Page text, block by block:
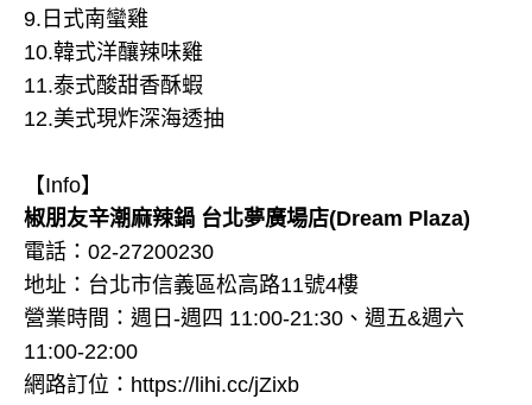
9.日式南蠻雞
10.韓式洋釀辣味雞
11.泰式酸甜香酥蝦
12.美式現炸深海透抽
【Info】
椒朋友辛潮麻辣鍋 台北夢廣場店(Dream Plaza)
電話：02-27200230
地址：台北市信義區松高路11號4樓
營業時間：週日-週四 11:00-21:30、週五&週六
11:00-22:00
網路訂位：https://lihi.cc/jZixb